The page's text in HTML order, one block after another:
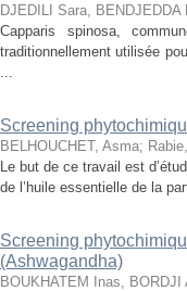
DJEDILI Sara, BENDJEDDA
Capparis spinosa,
traditionnellement utilisée
...
Screening
BELHOUCHET, Asma;
Le but de ce travail est
de l’huile essentielle de la
Screening
(Ashwagandha)
BOUKHATEM Inas, BORDJI